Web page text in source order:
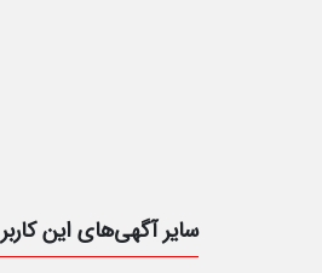
سایر آگهی‌های این کاربر